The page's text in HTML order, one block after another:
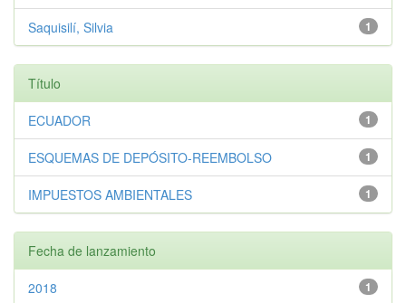
1
Saquisilí, Silvia
Título
1
ECUADOR
1
ESQUEMAS DE DEPÓSITO-REEMBOLSO
1
IMPUESTOS AMBIENTALES
Fecha de lanzamiento
1
2018